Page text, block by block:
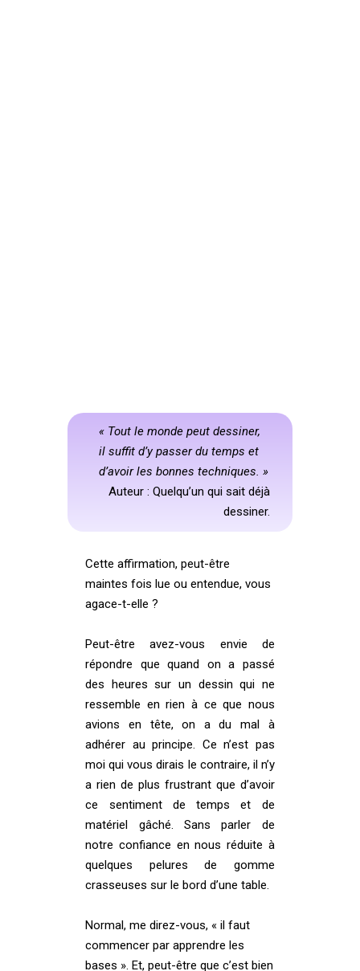
« Tout le monde peut dessiner,
il suffit d’y passer du temps et
d’avoir les bonnes techniques. »
Auteur : Quelqu’un qui sait déjà
dessiner.
Cette affirmation, peut-être
maintes fois lue ou entendue, vous
agace-t-elle ?
Peut-être avez-vous envie de
répondre que quand on a passé
des heures sur un dessin qui ne
ressemble en rien à ce que nous
avions en tête, on a du mal à
adhérer au principe. Ce n’est pas
moi qui vous dirais le contraire, il n’y
a rien de plus frustrant que d’avoir
ce sentiment de temps et de
matériel gâché. Sans parler de
notre confiance en nous réduite à
quelques pelures de gomme
crasseuses sur le bord d’une table.
Normal, me direz-vous, « il faut
commencer par apprendre les
bases ». Et, peut-être que c’est bien